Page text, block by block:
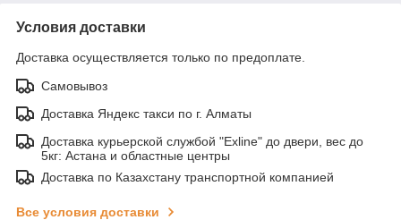
Условия доставки
Доставка осуществляется только по предоплате.
Самовывоз
Доставка Яндекс такси по г. Алматы
Доставка курьерской службой "Exline" до двери, вес до
5кг: Астана и областные центры
Доставка по Казахстану транспортной компанией
Все условия доставки